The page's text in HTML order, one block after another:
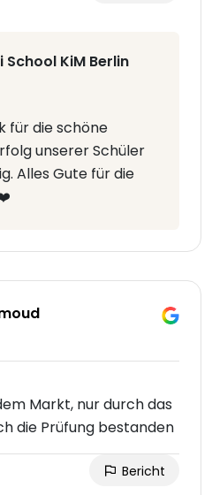
KiM Berlin
für die schöne
unserer Schüler
Alles Gute für die
Markt, nur durch das
die Prüfung bestanden
Bericht